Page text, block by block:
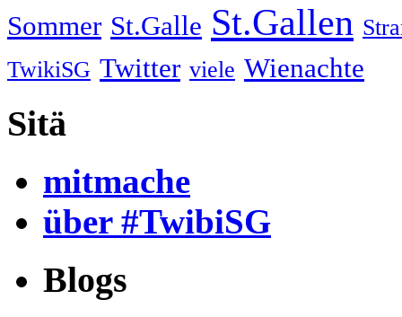
Sommer St.Galle St.Gallen
TwikiSG Twitter viele Wienachte
Sitä
mitmache
über #TwibiSG
Blogs